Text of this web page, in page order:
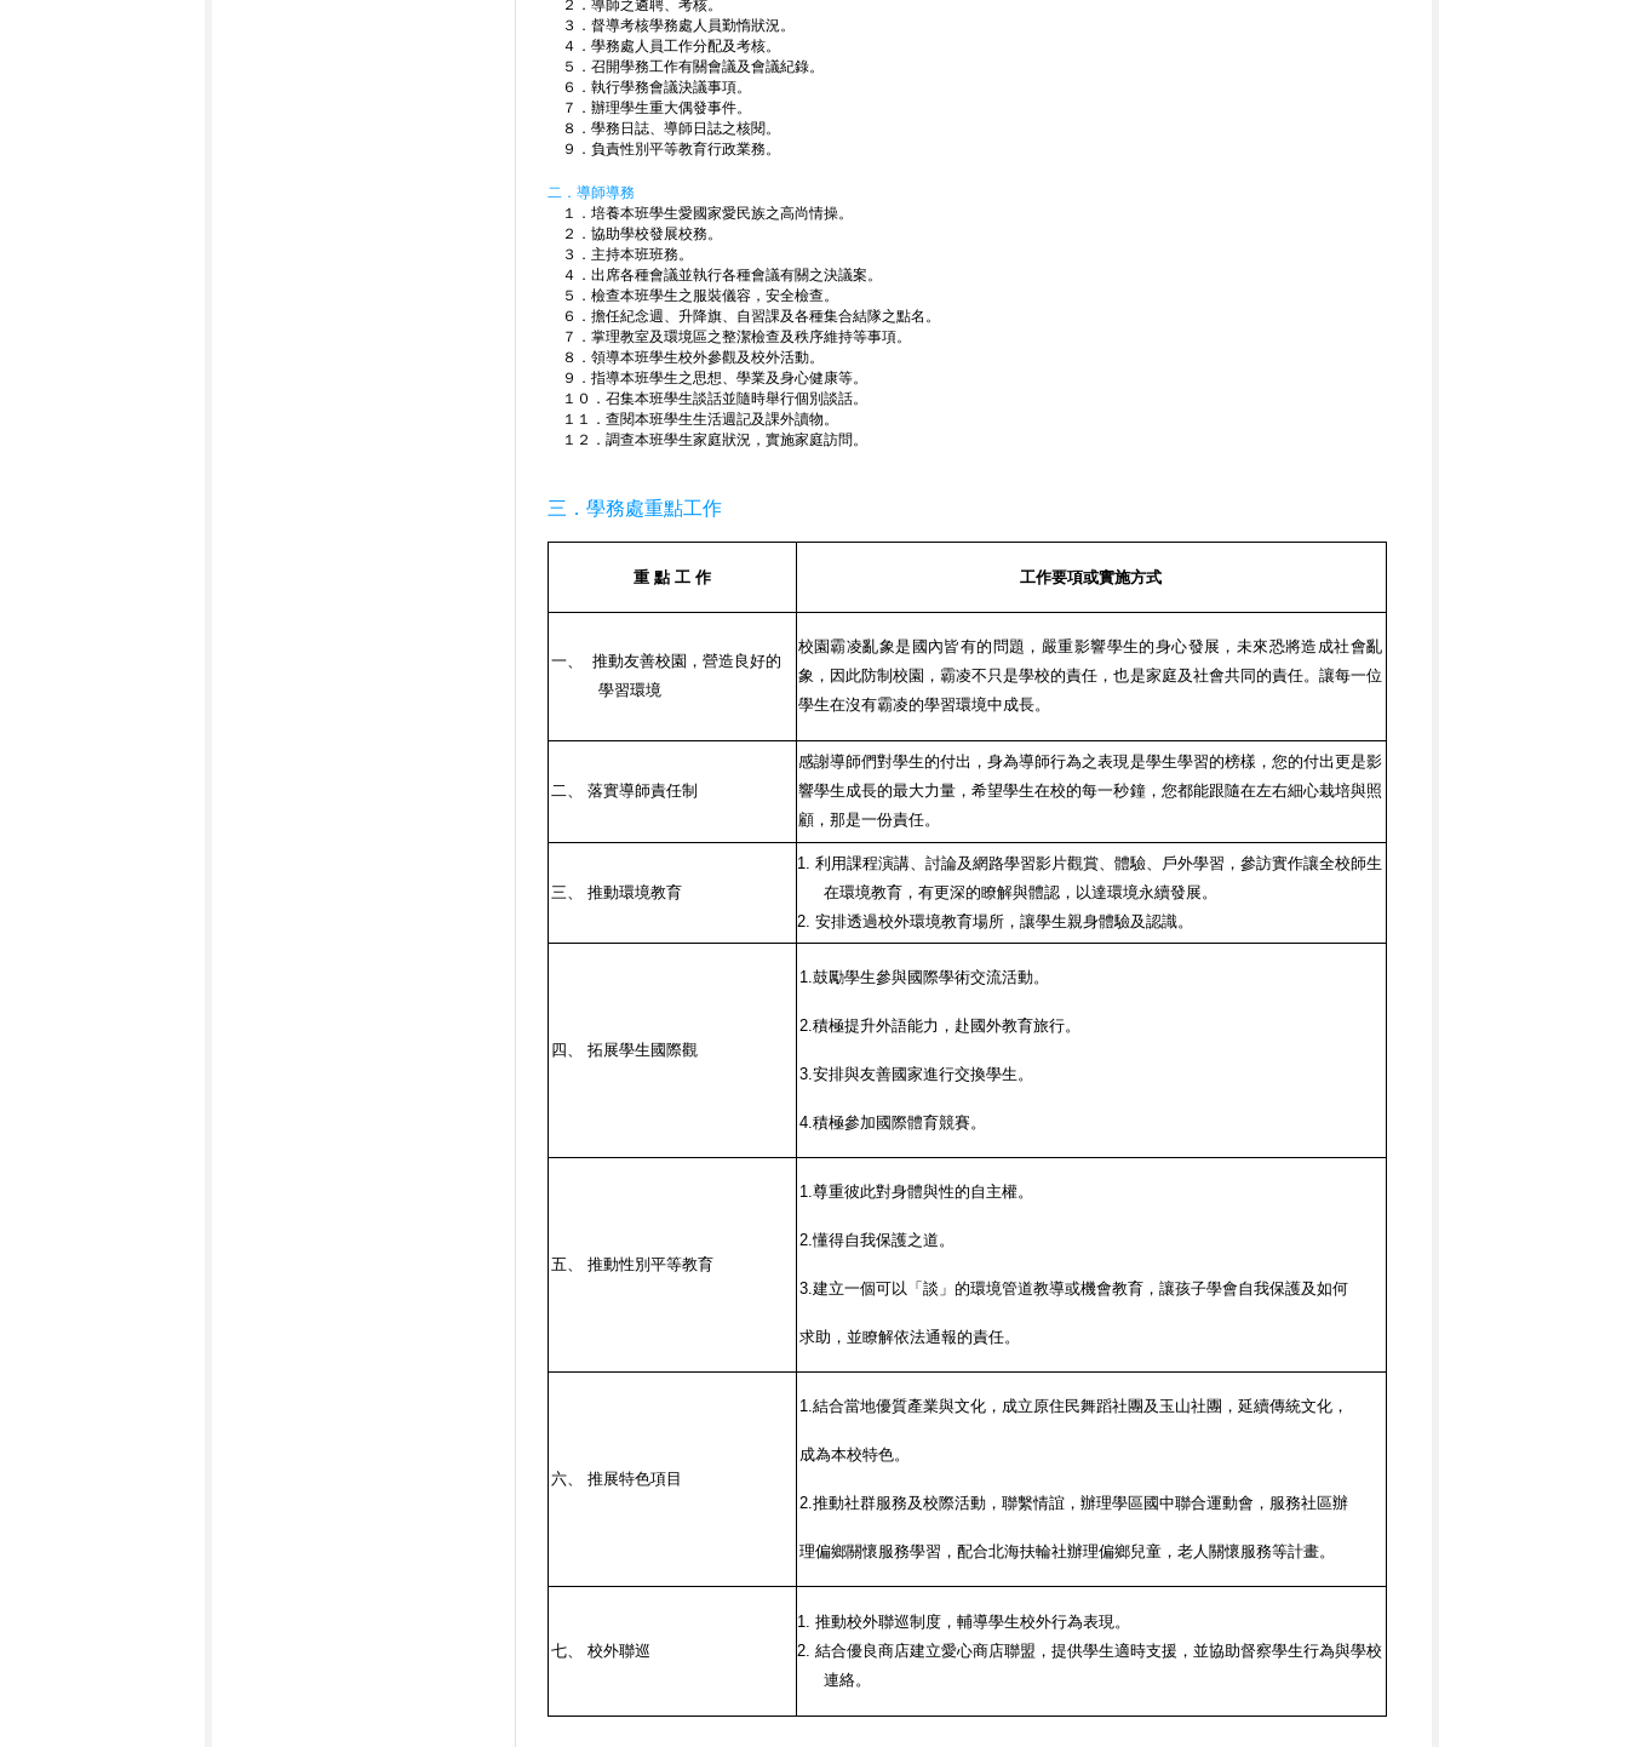
２．導師之遴聘、考核。
３．督導考核學務處人員勤惰狀況。
４．學務處人員工作分配及考核。
５．召開學務工作有關會議及會議紀錄。
６．執行學務會議決議事項。
７．辦理學生重大偶發事件。
８．學務日誌、導師日誌之核閱。
９．負責性別平等教育行政業務。
二．導師導務
１．培養本班學生愛國家愛民族之高尚情操。
２．協助學校發展校務。
３．主持本班班務。
４．出席各種會議並執行各種會議有關之決議案。
５．檢查本班學生之服裝儀容，安全檢查。
６．擔任紀念週、升降旗、自習課及各種集合結隊之點名。
７．掌理教室及環境區之整潔檢查及秩序維持等事項。
８．領導本班學生校外參觀及校外活動。
９．指導本班學生之思想、學業及身心健康等。
１０．召集本班學生談話並隨時舉行個別談話。
１１．查閱本班學生生活週記及課外讀物。
１２．調查本班學生家庭狀況，實施家庭訪問。
三．學務處重點工作
重 點 工 作 工作要項或實施方式
一、
推動友善校園，營造良好的
學習環境
校園霸凌亂象是國內皆有的問題，嚴重影響學生的身心發展，未來恐將造成社會亂
象，因此防制校園，霸凌不只是學校的責任，也是家庭及社會共同的責任。讓每一位
學生在沒有霸凌的學習環境中成長。
二、 落實導師責任制
感謝導師們對學生的付出，身為導師行為之表現是學生學習的榜樣，您的付出更是影
響學生成長的最大力量，希望學生在校的每一秒鐘，您都能跟隨在左右細心栽培與照
顧，那是一份責任。
三、 推動環境教育
1. 利用課程演講、討論及網路學習影片觀賞、體驗、戶外學習，參訪實作讓全校師生
在環境教育，有更深的瞭解與體認，以達環境永續發展。
2. 安排透過校外環境教育場所，讓學生親身體驗及認識。
四、 拓展學生國際觀
1.鼓勵學生參與國際學術交流活動。
2.積極提升外語能力，赴國外教育旅行。
3.安排與友善國家進行交換學生。
4.積極參加國際體育競賽。
五、 推動性別平等教育
1.尊重彼此對身體與性的自主權。
2.懂得自我保護之道。
3.建立一個可以「談」的環境管道教導或機會教育，讓孩子學會自我保護及如何
求助，並瞭解依法通報的責任。
六、 推展特色項目
1.結合當地優質產業與文化，成立原住民舞蹈社團及玉山社團，延續傳統文化，
成為本校特色。
2.推動社群服務及校際活動，聯繫情誼，辦理學區國中聯合運動會，服務社區辦
理偏鄉關懷服務學習，配合北海扶輪社辦理偏鄉兒童，老人關懷服務等計畫。
七、 校外聯巡
1. 推動校外聯巡制度，輔導學生校外行為表現。
2. 結合優良商店建立愛心商店聯盟，提供學生適時支援，並協助督察學生行為與學校
連絡。